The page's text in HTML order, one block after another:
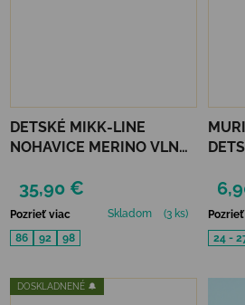
DETSKÉ MIKK-LINE
NOHAVICE MERINO VLNA
35,90 €
Pozrieť viac Skladom
(3 ks)
86
92 98
24 -
DOSKLADNENÉ 🔔